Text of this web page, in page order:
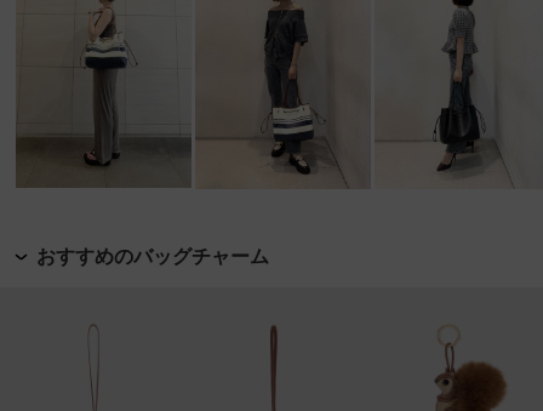
おすすめのバッグチャーム